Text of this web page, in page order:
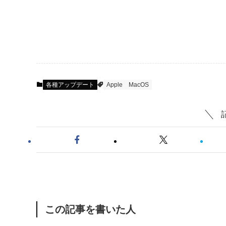
各種アップデート Apple MacOS
この記事を書いた人